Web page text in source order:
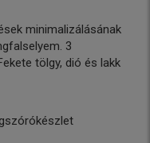
minimalizálásának
3
tölgy, dió és lakk